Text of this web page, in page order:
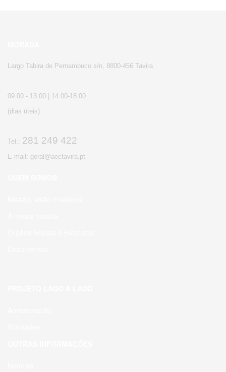
Largo Tabira de Pernambuco s/n, 8800-456 Tavira
09:00 - 13:00 | 14:00-18:00
(dias úteis)
Tel.: 281 249 422
E-mail: geral@aectavira.pt